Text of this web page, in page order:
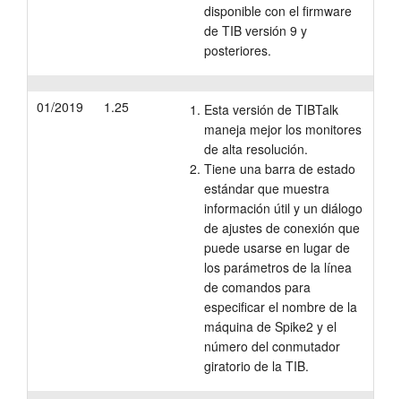
disponible con el firmware
de TIB versión 9 y
posteriores.
01/2019 1.25
Esta versión de TIBTalk
maneja mejor los monitores
de alta resolución.
Tiene una barra de estado
estándar que muestra
información útil y un diálogo
de ajustes de conexión que
puede usarse en lugar de
los parámetros de la línea
de comandos para
especificar el nombre de la
máquina de Spike2 y el
número del conmutador
giratorio de la TIB.